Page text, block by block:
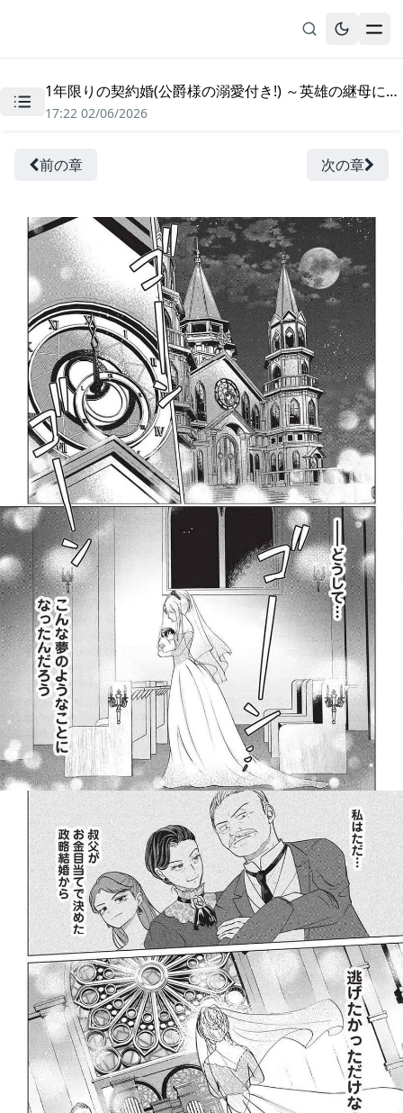
無料漫画
履歴
1年限りの契約婚(公爵様の溺愛付き!) ～英雄の継母になった私は、どうやら聖女の末裔のようです～ - 第1話
17:22 02/06/2026
前の章 次の章